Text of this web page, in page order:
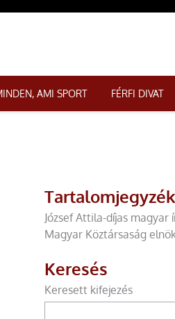
AMI SPORT FÉRFI DIVAT
Tartalomjegyzék
József Attila-díjas
Magyar Köztársaság
Keresés
Keresett kifejezés